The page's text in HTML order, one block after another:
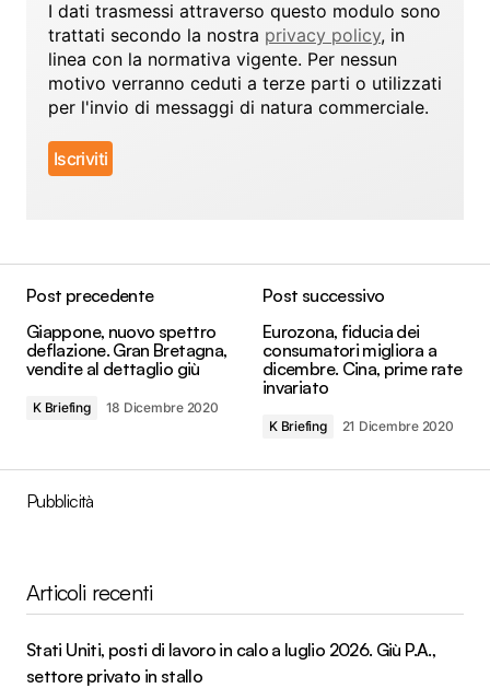
I dati trasmessi attraverso questo modulo sono
trattati secondo la nostra privacy policy, in
linea con la normativa vigente. Per nessun
motivo verranno ceduti a terze parti o utilizzati
per l'invio di messaggi di natura commerciale.
Post precedente
Giappone, nuovo spettro
deflazione. Gran Bretagna,
vendite al dettaglio giù
K Briefing 18 Dicembre 2020
Post successivo
Eurozona, fiducia dei
consumatori migliora a
dicembre. Cina, prime rate
invariato
K Briefing 21 Dicembre 2020
Pubblicità
Articoli recenti
Stati Uniti, posti di lavoro in calo a luglio 2026. Giù P.A.,
settore privato in stallo